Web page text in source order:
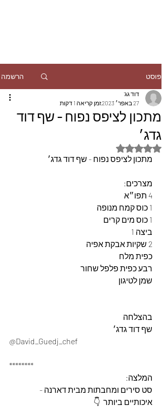
פוסט הרשמה
מתכון לציפס נפוח - שף דוד
גדג׳
דוד גג'
27 באפר׳ 2023
זמן קריאה 1 דקות
דירוג של NaN מתוך 5 כוכבים
מתכון לציפס נפוח - שף דוד גדג׳
מצרכים:
4 תפו״א
1 כוס קמח מנופה
1 כוס מים קרים
ביצה 1
2 שקיות אבקת אפיה
כפית מלח
רבע כפית פלפל שחור
שמן לטיגון
בהצלחה
שף דוד גדג׳
@David_Guedj_chef
********
המלצה:
סט סירים ומחבתות מבית דארנה -
איכותיים ביותר  👇